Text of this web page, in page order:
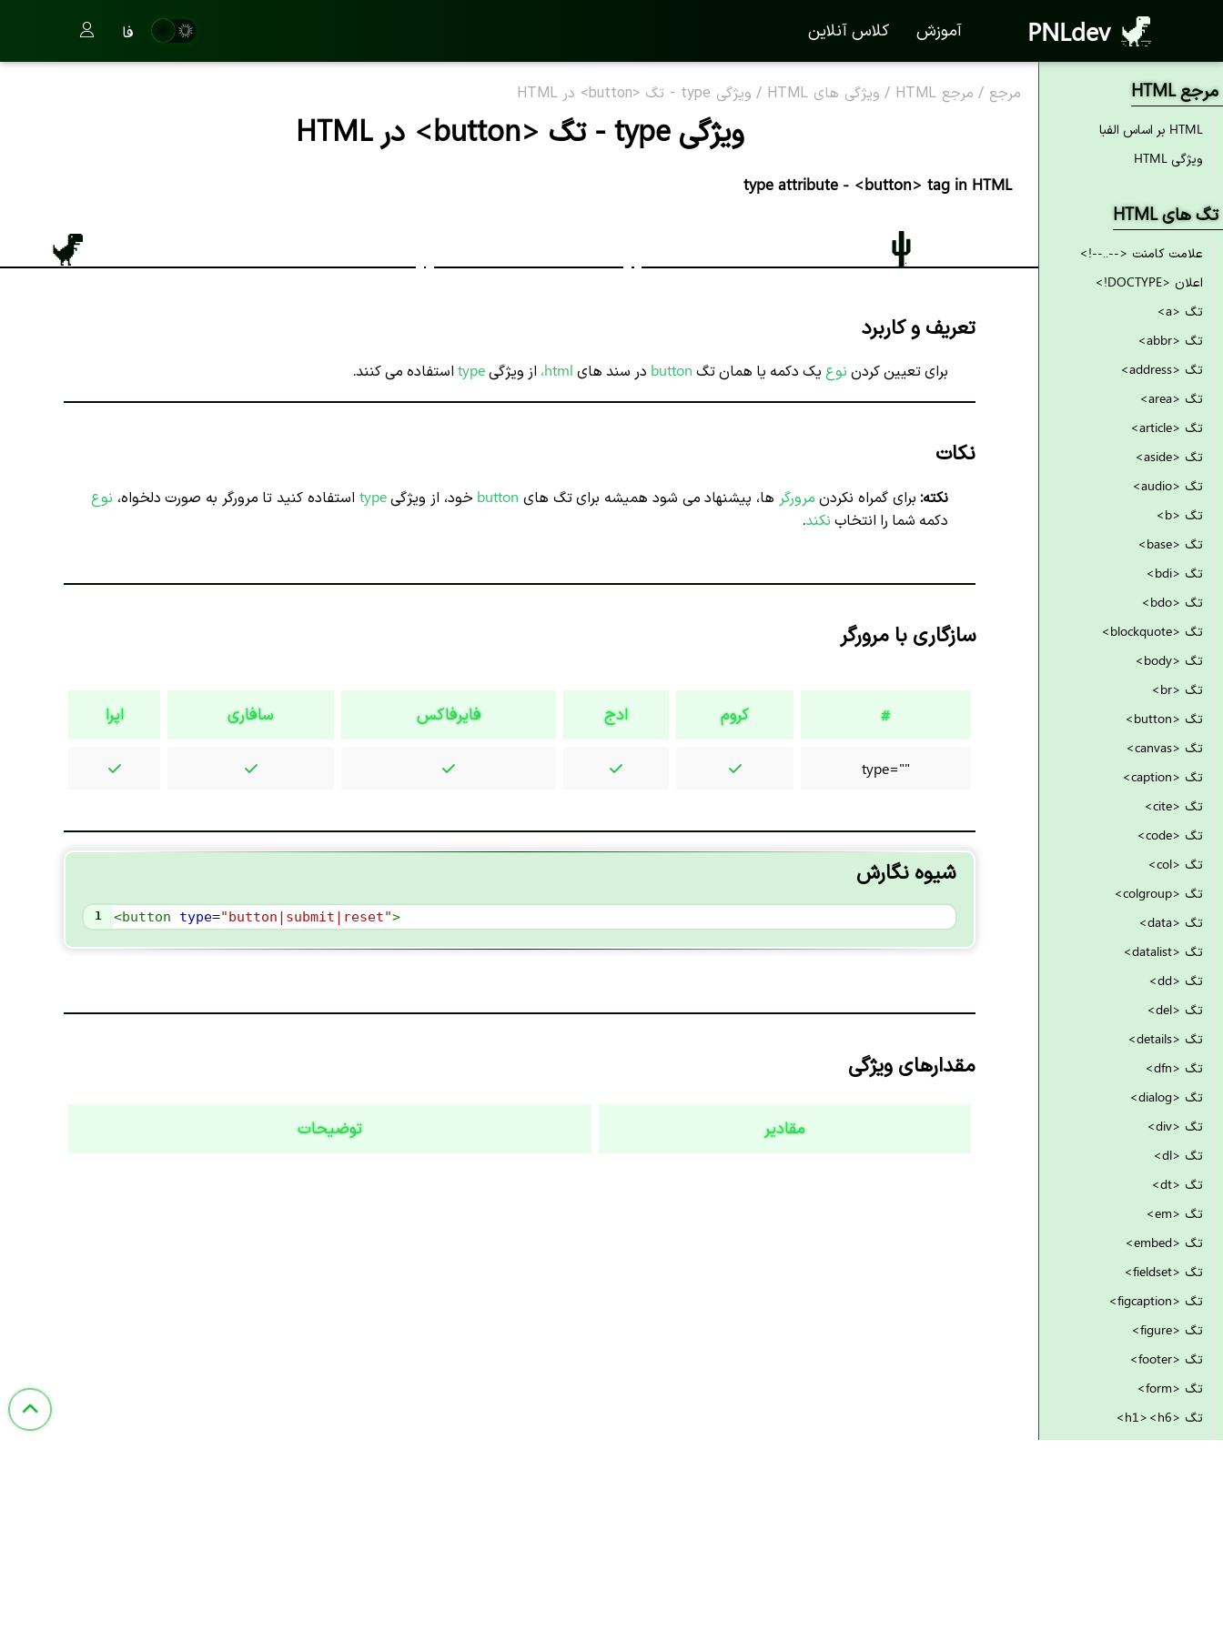
PNLdev آموزش کلاس آنلاین فا
مرجع / مرجع HTML / ویژگی های HTML / ویژگی type - تگ <button> در HTML
ویژگی type - تگ <button> در HTML
type attribute - <button> tag in HTML
تعریف و کاربرد
برای تعیین کردن نوع یک دکمه یا همان تگ button در سند های html، از ویژگی typeاستفاده می کنند.
نکات
نکته: برای گمراه نکردن مرورگر ها، پیشنهاد می شود همیشه برای تگ های button خود، از ویژگیtype استفاده کنید تا مرورگر به صورت دلخواه، نوع
دکمه شما را انتخاب نکند.
سازگاری با مرورگر
# کروم ادج فایرفاکس سافاری اپرا
type=""
شیوه نگارش
1 <button type="button|submit|reset">
مقدارهای ویژگی
مقادیر توضیحات
مرجع HTML
HTML بر اساس الفبا
ویژگی HTML
تگ های HTML
علامت کامنت <--..--!>
اعلان <DOCTYPE!>
تگ <a>
تگ <abbr>
تگ <address>
تگ <area>
تگ <article>
تگ <aside>
تگ <audio>
تگ <b>
تگ <base>
تگ <bdi>
تگ <bdo>
تگ <blockquote>
تگ <body>
تگ <br>
تگ <button>
تگ <canvas>
تگ <caption>
تگ <cite>
تگ <code>
تگ <col>
تگ <colgroup>
تگ <data>
تگ <datalist>
تگ <dd>
تگ <del>
تگ <details>
تگ <dfn>
تگ <dialog>
تگ <div>
تگ <dl>
تگ <dt>
تگ <em>
تگ <embed>
تگ <fieldset>
تگ <figcaption>
تگ <figure>
تگ <footer>
تگ <form>
تگ <h1><h6>
تگ <head>